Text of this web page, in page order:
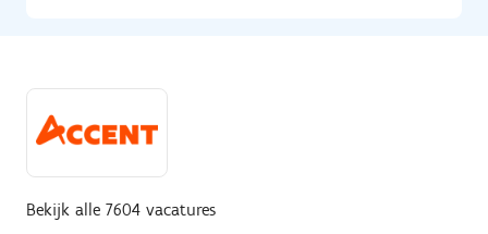
Bekijk alle 7604 vacatures